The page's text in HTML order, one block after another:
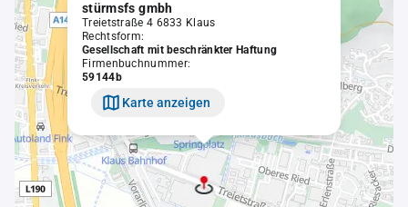
stürmsfs gmbh
Treietstraße 4 6833 Klaus
Rechtsform:
Gesellschaft mit beschränkter Haftung
Firmenbuchnummer:
59144b
Karte anzeigen